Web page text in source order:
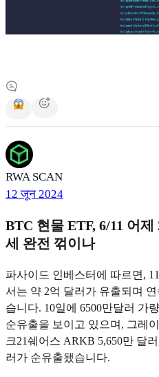
RWA SCAN
12 जून 2024
BTC 현물 ETF, 6/11 어
세 완전 꺾이나
파사이드 인베스터에 따르면,
서는 약 2억 달러가 유출되며
습니다. 10일에 6500만달러 가
순유출을 보이고 있으며, 그레
크21쉐어스 ARKB 5,650만 달
러가 순유출됐습니다.